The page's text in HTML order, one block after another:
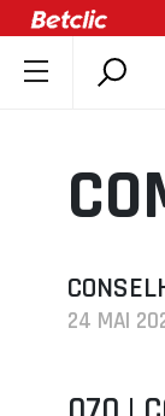
ÚLTIMAS
CLUBES
24 MAI